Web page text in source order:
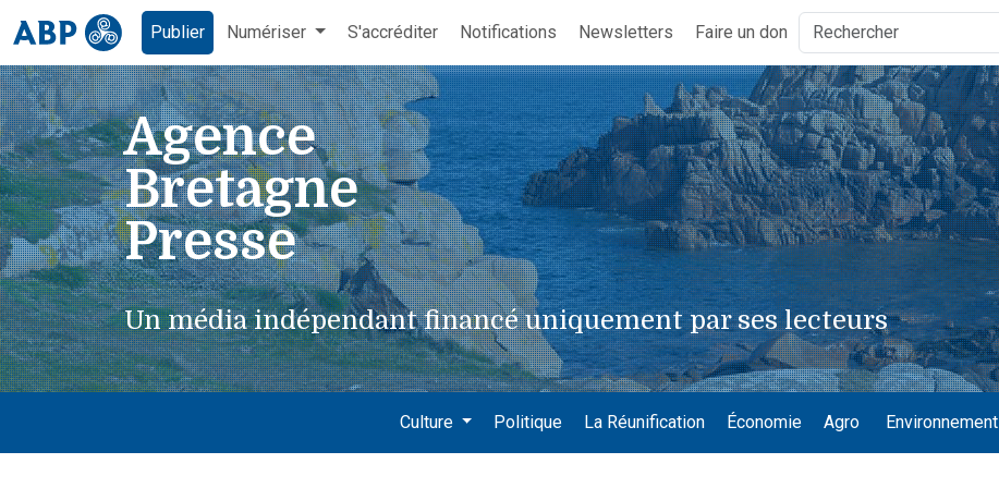
Publier Numériser S'accréditer Notifications Newsletters Faire un don
Agence
Bretagne
Presse
Un média indépendant financé uniquement par ses lecteurs
Culture Politique La Réunification Économie Agro Environnement